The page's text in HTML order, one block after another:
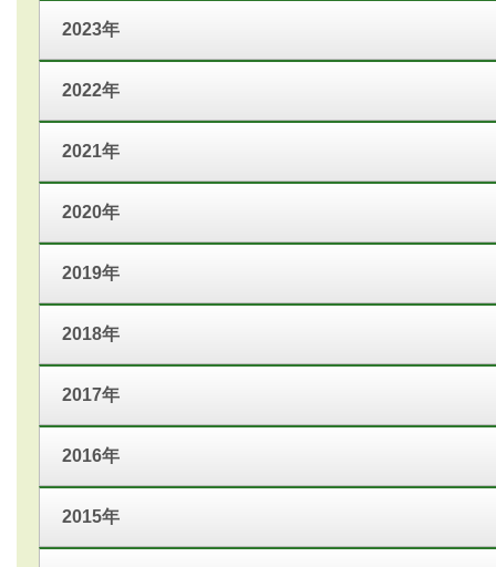
2023年
2022年
2021年
2020年
2019年
2018年
2017年
2016年
2015年